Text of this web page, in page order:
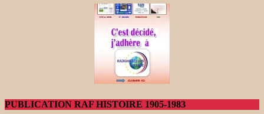
PUBLICATION RAF HISTOIRE 1905-1983